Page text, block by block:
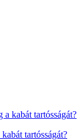
tartósságát?